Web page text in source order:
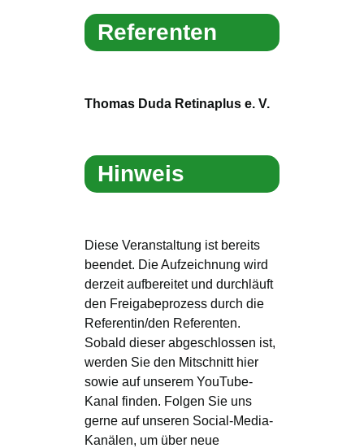
Referenten
Thomas Duda Retinaplus e. V.
Hinweis
Diese Veranstaltung ist bereits
beendet. Die Aufzeichnung wird
derzeit aufbereitet und durchläuft
den Freigabeprozess durch die
Referentin/den Referenten.
Sobald dieser abgeschlossen ist,
werden Sie den Mitschnitt hier
sowie auf unserem YouTube-
Kanal finden. Folgen Sie uns
gerne auf unseren Social-Media-
Kanälen, um über neue